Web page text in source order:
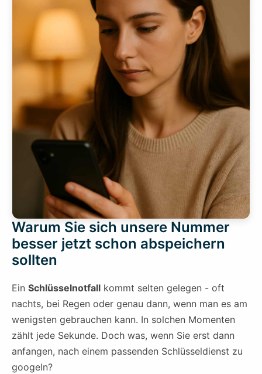
Warum Sie sich unsere Nummer
besser jetzt schon abspeichern
sollten
Ein Schlüsselnotfall kommt selten gelegen - oft
nachts, bei Regen oder genau dann, wenn man es am
wenigsten gebrauchen kann. In solchen Momenten
zählt jede Sekunde. Doch was, wenn Sie erst dann
anfangen, nach einem passenden Schlüsseldienst zu
googeln?